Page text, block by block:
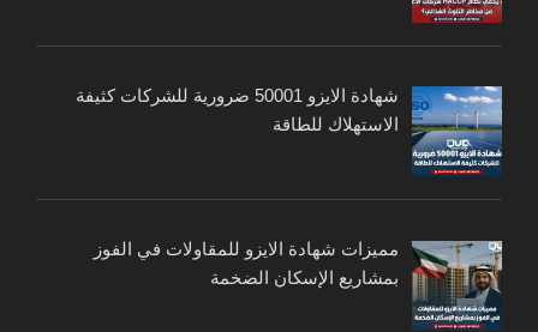
شهادة الايزو 50001 ضرورية للشركات كثيفة
الاستهلاك للطاقة
مميزات شهادة الايزو للمقاولات في الفوز
بمشاريع الإسكان الضخمة